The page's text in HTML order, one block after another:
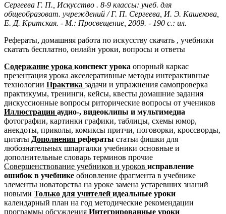
Сергеева Г. П., Искусство . 8-9 классы: учеб. для
общеобразоват. учреждений / Г. П. Сергеева, И. Э. Кашекова,
Е. Д. Критская. - М.: Просвещение, 2009. - 190 с.: ил.
Рефераты, домашняя работа по искусству скачать , учебники
скатать бесплатно, онлайн уроки, вопросы и ответы
Содержание урока конспект урока опорный каркас
презентация урока акселеративные методы интерактивные
технологии Практика задачи и упражнения самопроверка
практикумы, тренинги, кейсы, квесты домашние задания
дискуссионные вопросы риторические вопросы от учеников
Иллюстрации аудио-, видеоклипы и мультимедиа
фотографии, картинки графики, таблицы, схемы юмор,
анекдоты, приколы, комиксы притчи, поговорки, кроссворды,
цитаты Дополнения рефераты статьи фишки для
любознательных шпаргалки учебники основные и
дополнительные словарь терминов прочие
Совершенствование учебников и уроков исправление
ошибок в учебнике обновление фрагмента в учебнике
элементы новаторства на уроке замена устаревших знаний
новыми Только для учителей идеальные уроки
календарный план на год методические рекомендации
программы обсуждения Интегрированные уроки